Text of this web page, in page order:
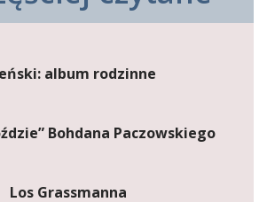
album rodzinne
Bohdana Paczowskiego
Los Grassmanna